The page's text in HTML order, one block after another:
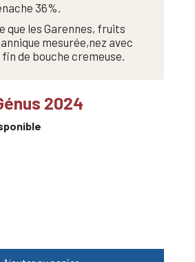
36%.
que les Garennes, fruits
mesurée,nez avec
de bouche cremeuse.
2024